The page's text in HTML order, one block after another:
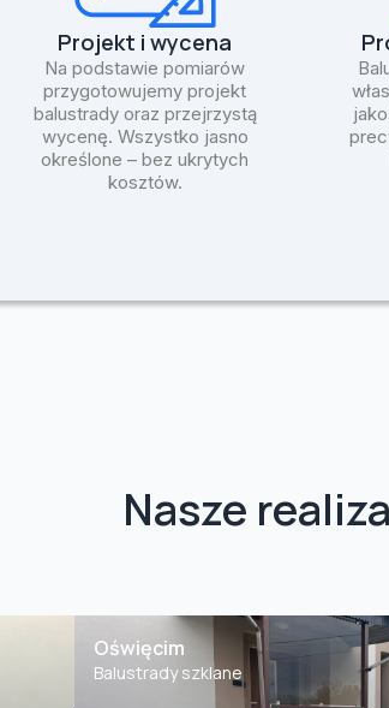
Projekt i wycena
Na podstawie pomiarów
przygotowujemy projekt
balustrady oraz przejrzystą
wycenę. Wszystko jasno
określone – bez ukrytych
kosztów.
Nasze
Oświęcim
Balustrady szklane